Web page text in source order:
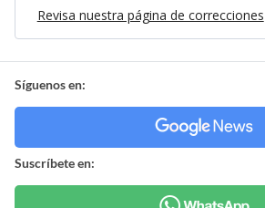
Revisa nuestra página de correcciones
Síguenos en:
Suscríbete en: